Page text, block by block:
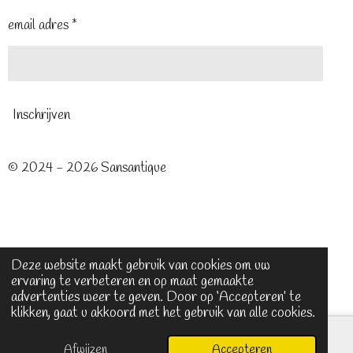
Deze website maakt gebruik van cookies om uw
ervaring te verbeteren en op maat gemaakte
advertenties weer te geven. Door op ‘Accepteren’ te
klikken, gaat u akkoord met het gebruik van alle cookies.
Afwijzen Accepteren
email adres *
Inschrijven
© 2024 - 2026 Sansantique